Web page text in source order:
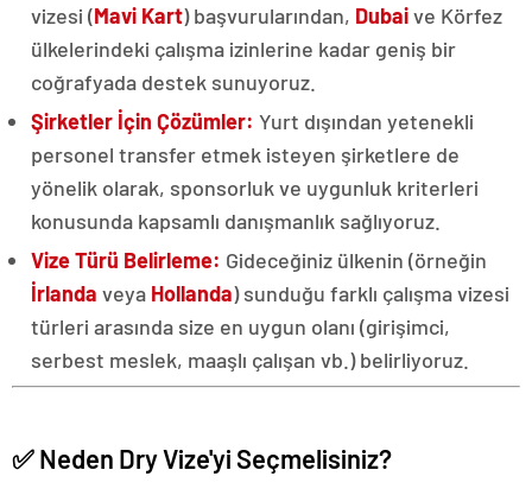
vizesi (Mavi Kart) başvurularından, Dubaive Körfez
ülkelerindeki çalışma izinlerine kadar geniş bir
coğrafyada destek sunuyoruz.
Şirketler İçin Çözümler: Yurt dışından yetenekli
personel transfer etmek isteyen şirketlere de
yönelik olarak, sponsorluk ve uygunluk kriterleri
konusunda kapsamlı danışmanlık sağlıyoruz.
Vize Türü Belirleme: Gideceğiniz ülkenin (örneğin
İrlanda veya Hollanda) sunduğu farklı çalışma vizesi
türleri arasında size en uygun olanı (girişimci,
serbest meslek, maaşlı çalışan vb.) belirliyoruz.
✅ Neden Dry Vize'yi Seçmelisiniz?